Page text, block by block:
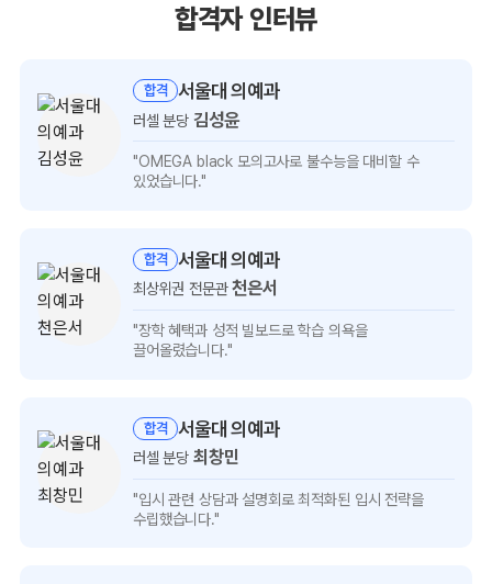
합격자 인터뷰
합격 서울대 의예과
러셀 분당 김성윤
"OMEGA black 모의고사로 불수능을 대비할 수
있었습니다."
합격 서울대 의예과
최상위권 전문관천은서
"장학 혜택과 성적 빌보드로학습 의욕을
끌어올렸습니다."
합격 서울대 의예과
러셀 분당 최창민
"입시 관련 상담과 설명회로최적화된 입시 전략을
수립했습니다."